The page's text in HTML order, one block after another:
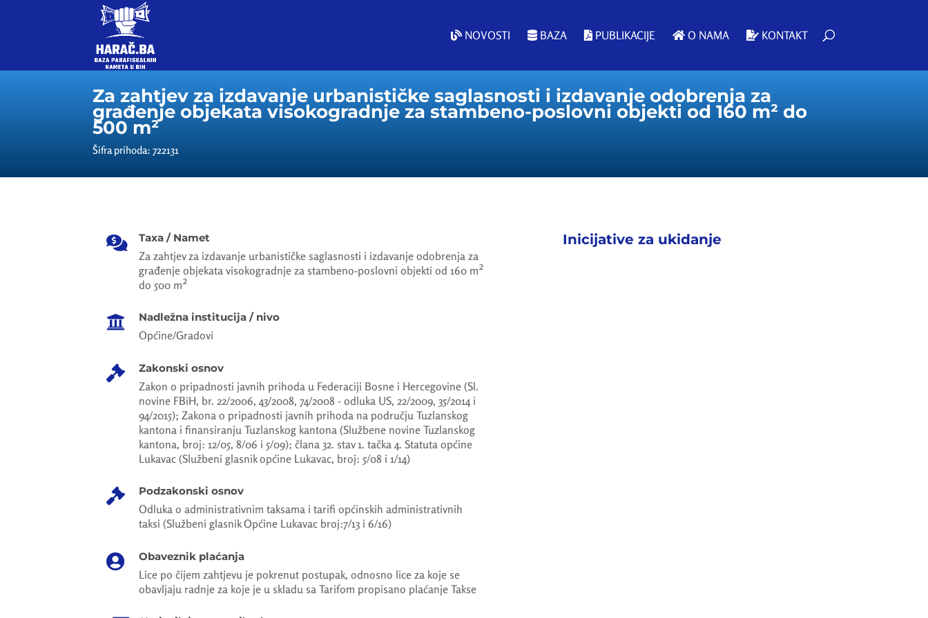
NOVOSTI BAZA PUBLIKACIJE O NAMA KONTAKT
Za zahtjev za izdavanje urbanističke saglasnosti i izdavanje odobrenja za
građenje objekata visokogradnje za stambeno-poslovni objekti od 160 m² do
500 m²
Šifra prihoda: 722131
 Taxa / Namet
Za zahtjev za izdavanje urbanističke saglasnosti i izdavanje odobrenja za
građenje objekata visokogradnje za stambeno-poslovni objekti od 160 m²
do 500 m²
 Nadležna institucija / nivo
Općine/Gradovi
 Zakonski osnov
Zakon o pripadnosti javnih prihoda u Federaciji Bosne i Hercegovine (Sl.
novine FBiH, br. 22/2006, 43/2008, 74/2008 - odluka US, 22/2009, 35/2014 i
94/2015); Zakona o pripadnosti javnih prihoda na području Tuzlanskog
kantona i finansiranju Tuzlanskog kantona (Službene novine Tuzlanskog
kantona, broj: 12/05, 8/06 i 5/09); člana 32. stav 1. tačka 4. Statuta općine
Lukavac (Službeni glasnik općine Lukavac, broj: 5/08 i 1/14)
 Podzakonski osnov
Odluka o administrativnim taksama i tarifi općinskih administrativnih
taksi (Službeni glasnik Općine Lukavac broj:7/13 i 6/16)
 Obaveznik plaćanja
Lice po čijem zahtjevu je pokrenut postupak, odnosno lice za koje se
obavljaju radnje za koje je u skladu sa Tarifom propisano plaćanje Takse
Inicijative za ukidanje